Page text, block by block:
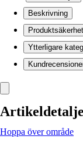
Beskrivning
Produktsäkerhet
Ytterligare
Hoppa över område